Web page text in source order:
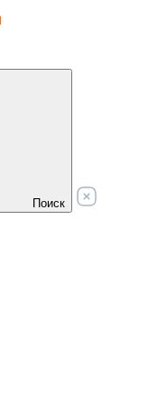
Поиск